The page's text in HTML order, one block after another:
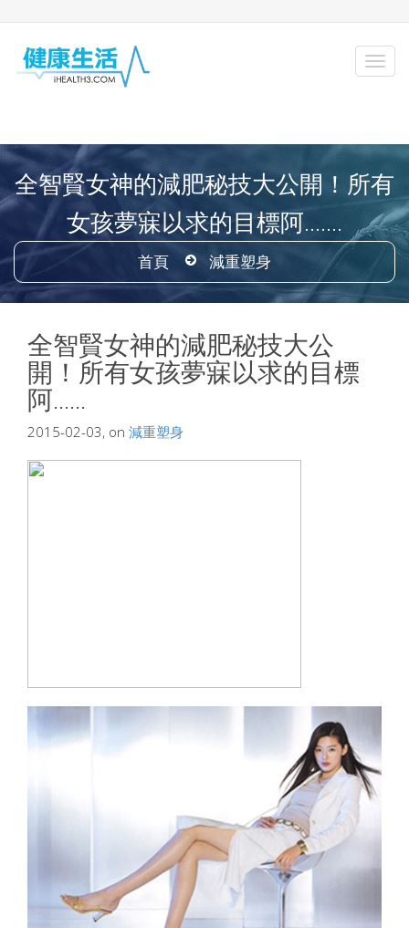
全智賢女神的減肥秘技大公開！所有
女孩夢寐以求的目標阿.......
首頁 減重塑身
全智賢女神的減肥秘技大公
開！所有女孩夢寐以求的目標
阿......
2015-02-03, on 減重塑身